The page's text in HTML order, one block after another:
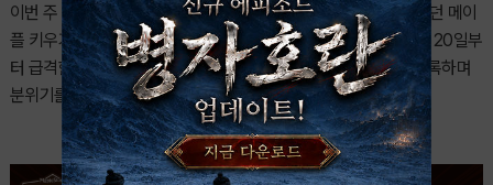
이번 주 최종 승자는 ‘메이플 키우기’였다. 지난주 5위까지 밀려났던 메이
플 키우기는 무려 4계단을 끌어올리며 다시 1위에 복귀했다. 특히 20일부
터 급격한 상승세를 타기 시작했고, 23일에는 실제 일간 1위를 기록하며
분위기를 완전히 뒤집었다.